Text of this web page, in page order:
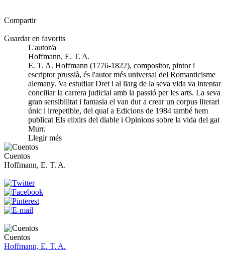
Compartir
Guardar en favorits
L'autor/a
Hoffmann, E. T. A.
E. T. A. Hoffmann (1776-1822), compositor, pintor i
escriptor prussià, és l'autor més universal del Romanticisme
alemany. Va estudiar Dret i al llarg de la seva vida va intentar
conciliar la carrera judicial amb la passió per les arts. La seva
gran sensibilitat i fantasia el van dur a crear un corpus literari
únic i irrepetible, del qual a Edicions de 1984 també hem
publicat Els elixirs del diable i Opinions sobre la vida del gat
Murr.
Llegir més
Cuentos
Hoffmann, E. T. A.
Cuentos
Hoffmann, E. T. A.